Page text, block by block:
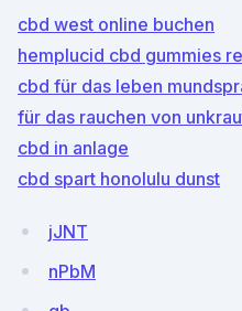
cbd west online buchen
hemplucid cbd gummies
cbd für das leben
für das rauchen von
cbd in anlage
cbd spart honolulu dunst
jJNT
nPbM